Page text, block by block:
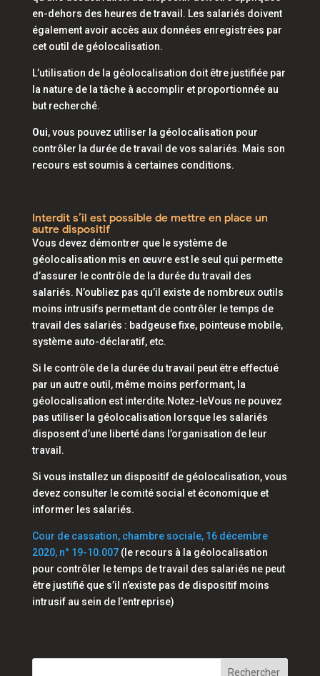
en-dehors des heures de travail. Les salariés doivent
également avoir accès aux données enregistrées par
cet outil de géolocalisation.
L’utilisation de la géolocalisation doit être justifiée par
la nature de la tâche à accomplir et proportionnée au
but recherché.
Oui, vous pouvez utiliser la géolocalisation pour
contrôler la durée de travail de vos salariés. Mais son
recours est soumis à certaines conditions.
Interdit s’il est possible de mettre en place un
autre dispositif
Vous devez démontrer que le système de
géolocalisation mis en œuvre est le seul qui permette
d’assurer le contrôle de la durée du travail des
salariés. N’oubliez pas qu’il existe de nombreux outils
moins intrusifs permettant de contrôler le temps de
travail des salariés : badgeuse fixe, pointeuse mobile,
système auto-déclaratif, etc.
Si le contrôle de la durée du travail peut être effectué
par un autre outil, même moins performant, la
géolocalisation est interdite.Notez-leVous ne pouvez
pas utiliser la géolocalisation lorsque les salariés
disposent d’une liberté dans l’organisation de leur
travail.
Si vous installez un dispositif de géolocalisation, vous
devez consulter le comité social et économique et
informer les salariés.
Cour de cassation, chambre sociale, 16 décembre
2020, n° 19-10.007(le recours à la géolocalisation
pour contrôler le temps de travail des salariés ne peut
être justifié que s’il n’existe pas de dispositif moins
intrusif au sein de l’entreprise)